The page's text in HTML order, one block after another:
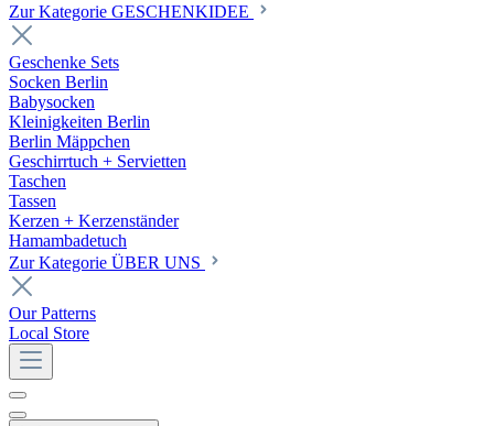
Zur Kategorie GESCHENKIDEE
Geschenke Sets
Socken Berlin
Babysocken
Kleinigkeiten Berlin
Berlin Mäppchen
Geschirrtuch + Servietten
Taschen
Tassen
Kerzen + Kerzenständer
Hamambadetuch
Zur Kategorie ÜBER UNS
Our Patterns
Local Store